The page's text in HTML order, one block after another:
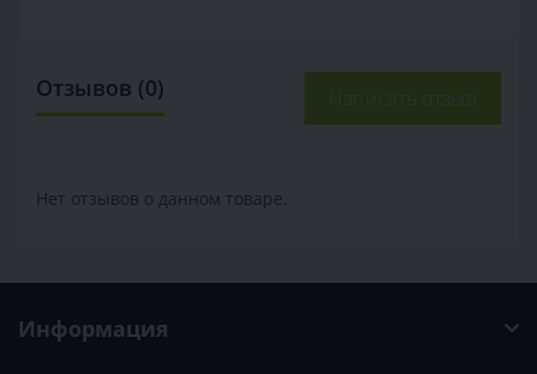
Отзывов (0) Написать отзыв
Нет отзывов о данном товаре.
Информация